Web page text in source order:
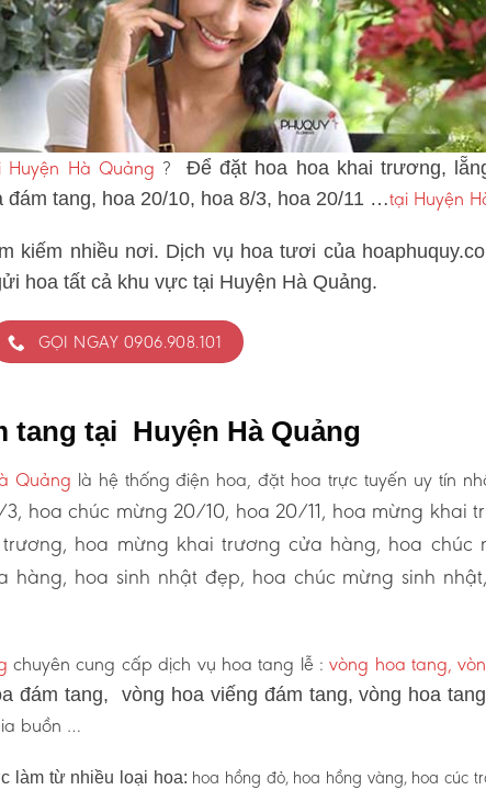
Hà Quảng ? Để đặt hoa hoa khai trương,
tang, hoa 20/10, hoa 8/3, hoa 20/11 …tại Huyện
kiếm nhiều nơi. Dịch vụ hoa tươi của
hoa tất cả khu vực tại Huyện Hà Quảng.
GỌI NGAY 0906.908.101
tang tại Huyện Hà Quảng
Quảng là hệ thống điện hoa, đặt hoa trực tuyến uy tín
hoa chúc mừng 20/10, hoa 20/11, hoa mừng khai
hoa mừng khai trương cửa hàng, hoa chúc
hoa sinh nhật đẹp, hoa chúc mừng sinh
chuyên cung cấp dịch vụ hoa tang lễ :vòng hoa tang,
đám tang, vòng hoa viếng đám tang, vòng hoa
buồn …
làm từ nhiều loại hoa: hoa hồng đỏ, hoa hồng vàng, hoa cúc